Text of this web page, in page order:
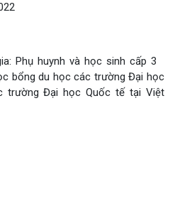
Phụ huynh và học sinh cấp 3
bổng du học các trường Đại học
trường Đại học Quốc tế tại Việt